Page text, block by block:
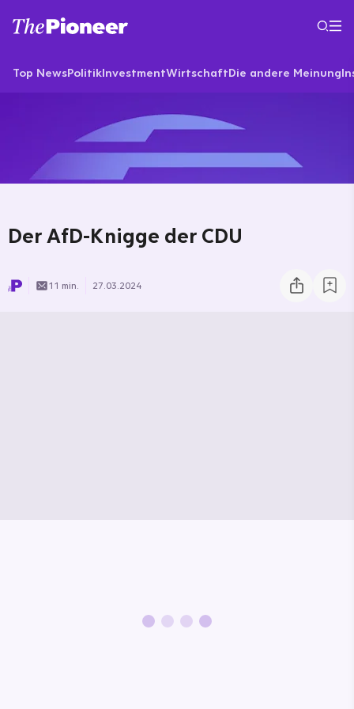
Top NewsPolitikInvestmentWirtschaftDie andere Meinung
Der AfD-Knigge der CDU
11 min. 27.03.2024